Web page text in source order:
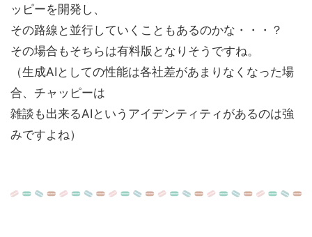
ッピーを開発し、
その路線と並行していくこともあるのかな・・・？
その場合もそちらは有料版となりそうですね。
（生成AIとしての性能は各社差があまりなくなった場
合、チャッピーは
雑談も出来るAIというアイデンティティがあるのは強
みですよね）